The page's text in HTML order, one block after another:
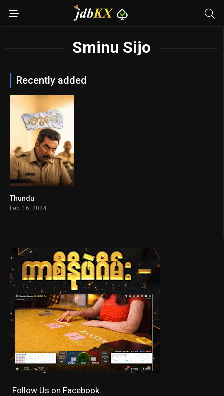
Sminu Sijo
Recently added
Thundu
Feb. 16, 2024
Follow Us on Facebook